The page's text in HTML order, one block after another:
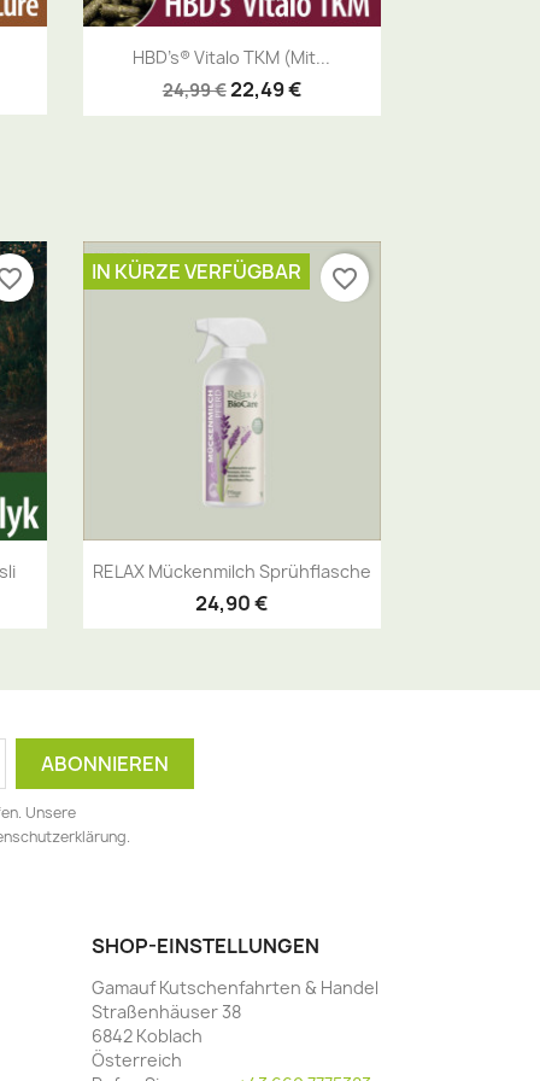
Vorschau
HBD’s® Vitalo TKM (mit...
24,99 €22,49 €
Vorschau
RELAX Mückenmilch Sprühflasche
24,90 €
IN KÜRZE VERFÜGBAR favorite_border
Unsere
SHOP-EINSTELLUNGEN
Gamauf Kutschenfahrten & Handel
Straßenhäuser 38
6842 Koblach
Österreich